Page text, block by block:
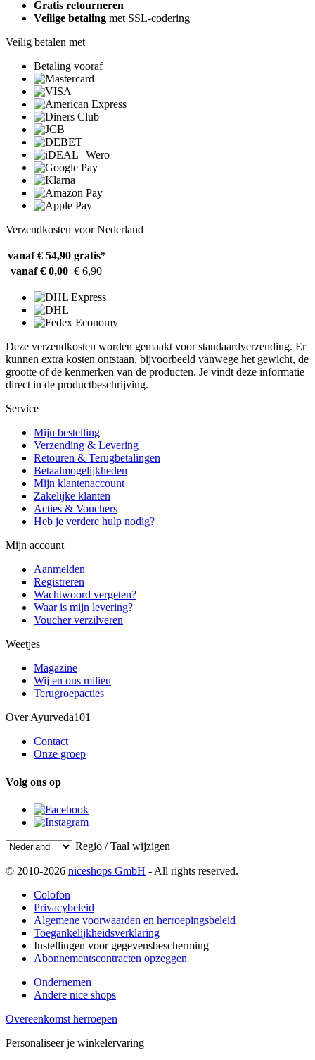
Gratis retourneren
Veilige betaling met SSL-codering
Veilig betalen met
Betaling vooraf
Verzendkosten voor Nederland
vanaf € 54,90 gratis*
vanaf € 0,00 € 6,90
Deze verzendkosten worden gemaakt voor standaardverzending. Er
kunnen extra kosten ontstaan, bijvoorbeeld vanwege het gewicht, de
grootte of de kenmerken van de producten. Je vindt deze informatie
direct in de productbeschrijving.
Service
Mijn bestelling
Verzending & Levering
Retouren & Terugbetalingen
Betaalmogelijkheden
Mijn klantenaccount
Zakelijke klanten
Acties & Vouchers
Heb je verdere hulp nodig?
Mijn account
Aanmelden
Registreren
Wachtwoord vergeten?
Waar is mijn levering?
Voucher verzilveren
Weetjes
Magazine
Wij en ons milieu
Terugroepacties
Over Ayurveda101
Contact
Onze groep
Volg ons op
Regio / Taal wijzigen
© 2010-2026 niceshops GmbH - All rights reserved.
Colofon
Privacybeleid
Algemene voorwaarden en herroepingsbeleid
Toegankelijkheidsverklaring
Instellingen voor gegevensbescherming
Abonnementscontracten opzeggen
Ondernemen
Andere nice shops
Overeenkomst herroepen
Personaliseer je winkelervaring